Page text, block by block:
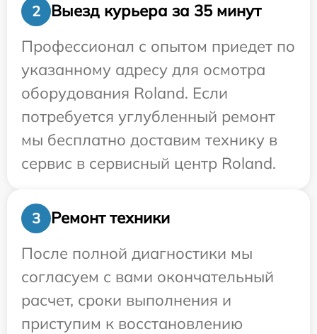
2
Выезд курьера за 35 минут
Профессионал с опытом приедет по
указанному адресу для осмотра
оборудования Roland. Если
потребуется углубленный ремонт
мы бесплатно доставим технику в
сервис в сервисный центр Roland.
3
Ремонт техники
После полной диагностики мы
согласуем с вами окончательный
расчет, сроки выполнения и
приступим к восстановлению